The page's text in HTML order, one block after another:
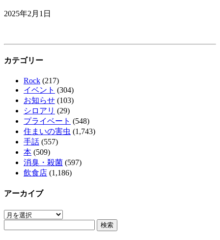
2025年2月1日
カテゴリー
Rock (217)
イベント (304)
お知らせ (103)
シロアリ (29)
プライベート (548)
住まいの害虫 (1,743)
手話 (557)
本 (509)
消臭・殺菌 (597)
飲食店 (1,186)
アーカイブ
ア